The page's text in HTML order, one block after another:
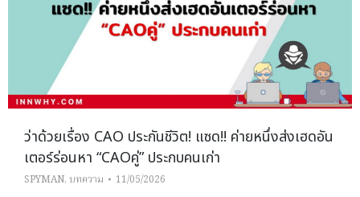
ว่าด้วยเรื่อง CAO ประกันชีวิต! แซด!! ค่ายหนึ่งส่งเฮดอัน
เตอร์ร่อนหา “CAOคู่” ประกบคนเก่า
SPYMAN, บทความ 11/05/2026